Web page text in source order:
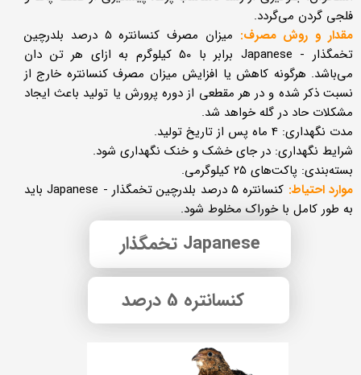
فلجی گردن می‌گردد.
مقدار و روش مصرف:
میزان مصرف کنسانتره ۵ درصد بلدرچین
تخمگذار - Japanese برابر با 50 کیلوگرم به ازای هر تن‌ دان
می‌باشد. هرگونه کاهش یا افزایش میزان مصرف کنسانتره خارج از
نسبت ذکر شده و در هر مقطعی از دوره پرورش یا تولید باعث ایجاد
مشکلات حاد در گله خواهد شد.
مدت نگهداری: 4 ماه پس از تاریخ تولید.
شرایط نگهداری: در جای خشک و خنک نگهداری شود.
بسته‌بندی: پاکت‌های ۲۵ کیلوگرمی.
موارد احتیاط:
کنسانتره ۵ درصد بلدرچین تخمگذار - Japanese باید
به طور کامل با خوراک مخلوط شود. ​​​​​​​
Japanese تخمگذار
کنسانتره 5 درصد